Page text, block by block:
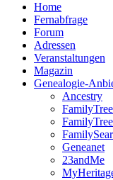
Home
Fernabfrage
Forum
Adressen
Veranstaltungen
Magazin
Genealogie-
Ancestry
FamilyTree
Geneanet
23andMe